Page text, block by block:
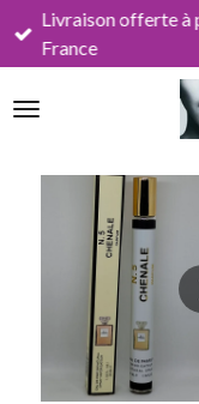
Passer
principal
Livraison offerte à
France